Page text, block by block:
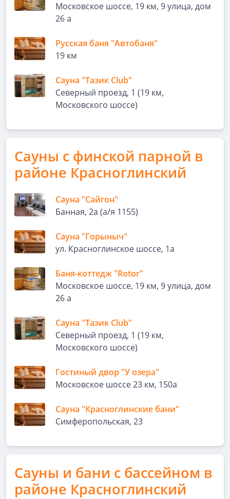
Московское шоссе, 19 км, 9 улица, дом
26 а
Русская баня "Автобаня"
19 км
Сауна "Тазик Club"
Северный проезд, 1 (19 км,
Московского шоссе)
Сауны с финской парной в
районе Красноглинский
Сауна "Сайгон"
Банная, 2а (а/я 1155)
Сауна "Горыныч"
ул. Красноглинское шоссе, 1а
Баня-коттедж "Rotor"
Московское шоссе, 19 км, 9 улица, дом
26 а
Сауна "Тазик Club"
Северный проезд, 1 (19 км,
Московского шоссе)
Гостиный двор "У озера"
Московское шоссе 23 км, 150а
Сауна "Красноглинские бани"
Симферопольская, 23
Сауны и бани с бассейном в
районе Красноглинский